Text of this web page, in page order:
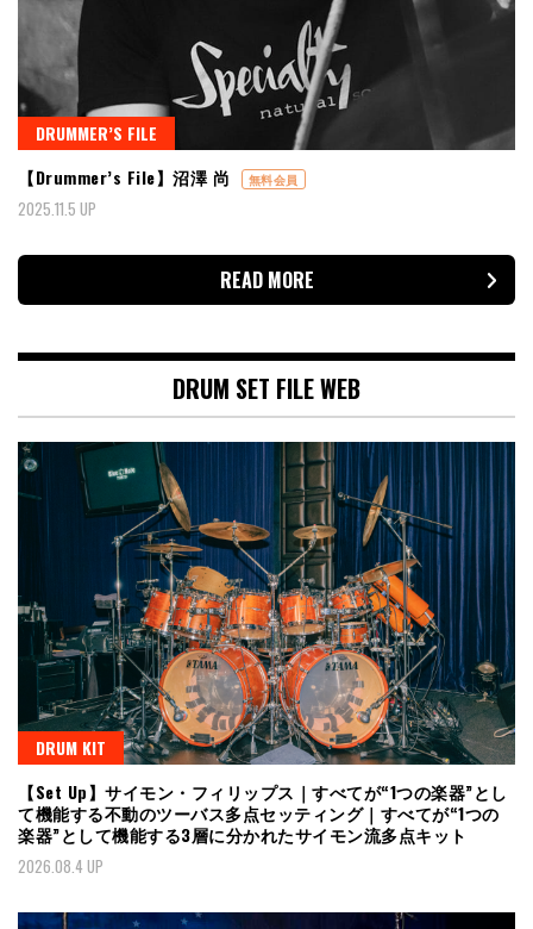
DRUMMER’S FILE
【Drummer’s File】沼澤 尚
無料会員
2025.11.5 UP
READ MORE
DRUM SET FILE WEB
DRUM KIT
【Set Up】サイモン・フィリップス｜すべてが“1つの楽器”とし
て機能する不動のツーバス多点セッティング｜すべてが“1つの
楽器”として機能する3層に分かれたサイモン流多点キット
2026.08.4 UP